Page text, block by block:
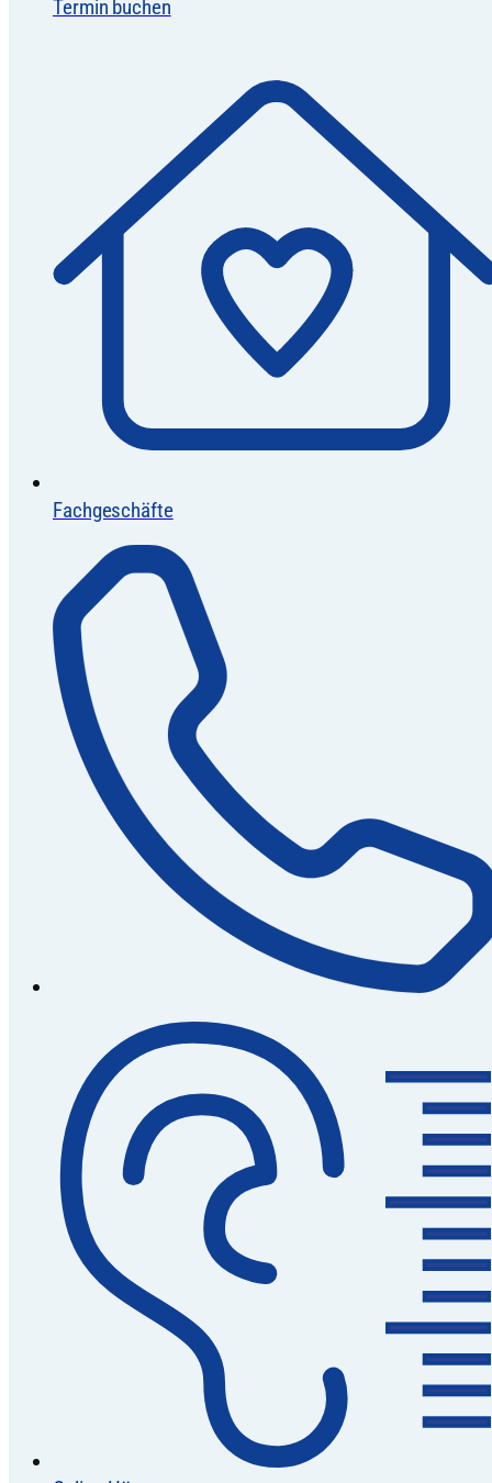
Termin buchen
Fachgeschäfte